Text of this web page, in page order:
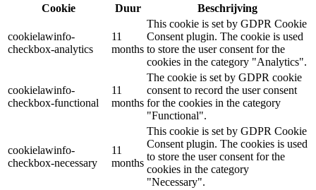
Cookie
Duur Beschrijving
cookielawinfo-
checkbox-analytics
11
months
This cookie is set by GDPR Cookie
Consent plugin. The cookie is used
to store the user consent for the
cookies in the category "Analytics".
cookielawinfo-
checkbox-functional
11
months
The cookie is set by GDPR cookie
consent to record the user consent
for the cookies in the category
"Functional".
cookielawinfo-
checkbox-necessary
11
months
This cookie is set by GDPR Cookie
Consent plugin. The cookies is used
to store the user consent for the
cookies in the category
"Necessary".